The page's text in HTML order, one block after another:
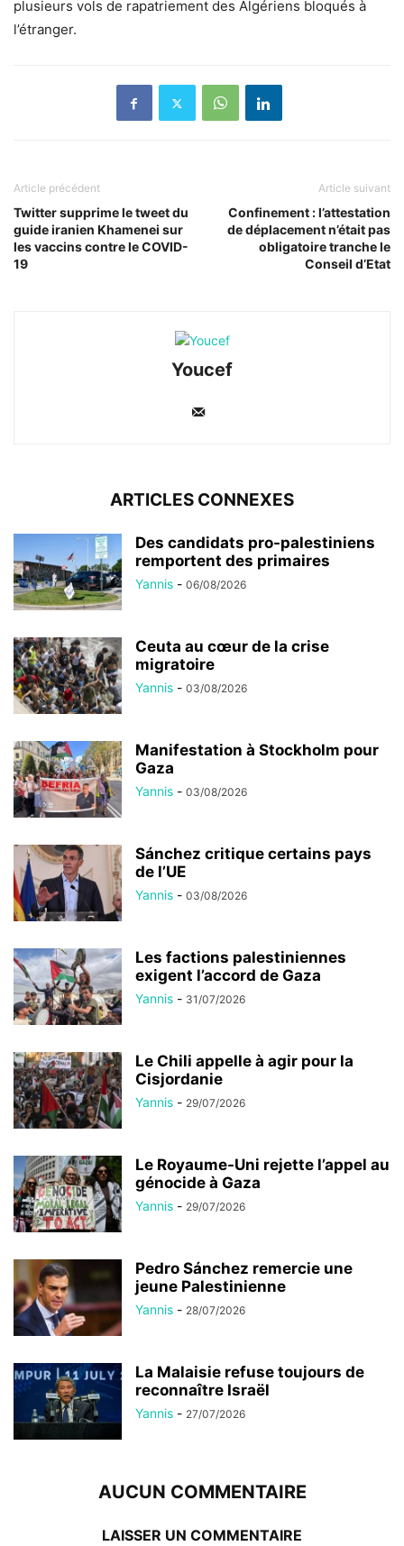
plusieurs vols de rapatriement des Algériens bloqués à
l’étranger.
Article précédent
Twitter supprime le tweet du
guide iranien Khamenei sur
les vaccins contre le COVID-
19
Article suivant
Confinement : l’attestation
de déplacement n’était pas
obligatoire tranche le
Conseil d’Etat
Youcef
ARTICLES CONNEXES
Des candidats pro-palestiniens
remportent des primaires
Yannis - 06/08/2026
Ceuta au cœur de la crise
migratoire
Yannis - 03/08/2026
Manifestation à Stockholm pour
Gaza
Yannis - 03/08/2026
Sánchez critique certains pays
de l’UE
Yannis - 03/08/2026
Les factions palestiniennes
exigent l’accord de Gaza
Yannis - 31/07/2026
Le Chili appelle à agir pour la
Cisjordanie
Yannis - 29/07/2026
Le Royaume-Uni rejette l’appel au
génocide à Gaza
Yannis - 29/07/2026
Pedro Sánchez remercie une
jeune Palestinienne
Yannis - 28/07/2026
La Malaisie refuse toujours de
reconnaître Israël
Yannis - 27/07/2026
AUCUN COMMENTAIRE
LAISSER UN COMMENTAIRE